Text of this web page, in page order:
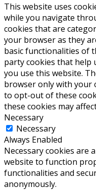
This website uses
while you navigate
cookies that are
your browser as they
basic functionalities of
party cookies that help
you use this website.
browser only with your
to opt-out of these
these cookies may
Necessary
Necessary
Always Enabled
Necessary cookies are
website to function
functionalities and
anonymously.